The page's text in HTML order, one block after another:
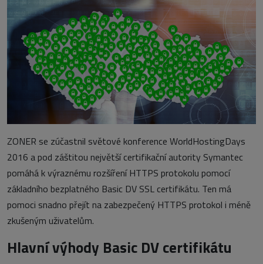
ZONER se zúčastnil světové konference WorldHostingDays
2016 a pod záštitou největší certifikační autority Symantec
pomáhá k výraznému rozšíření HTTPS protokolu pomocí
základního bezplatného Basic DV SSL certifikátu. Ten má
pomoci snadno přejít na zabezpečený HTTPS protokol i méně
zkušeným uživatelům.
Hlavní výhody Basic DV certifikátu